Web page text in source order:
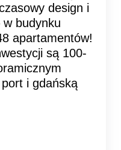
design i
budynku
apartamentów!
są 100-
i gdańską